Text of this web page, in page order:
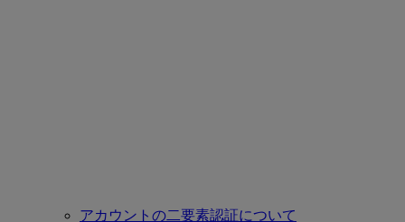
アカウントの二要素認証について